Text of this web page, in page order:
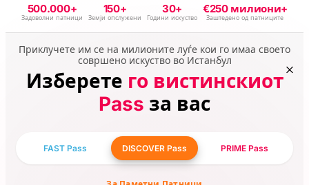
атракции на Истанбул во ваше темпо.
500.000+
Задоволни патници
150+
Земји опслужени
30+
Години искуство
€250 милиони+
Заштедено од патниците
Приклучете им се на милионите луѓе кои го имаа своето
совршено искуство во Истанбул
Изберете го вистинскиот
Pass за вас
FAST Pass DISCOVER Pass PRIME Pass